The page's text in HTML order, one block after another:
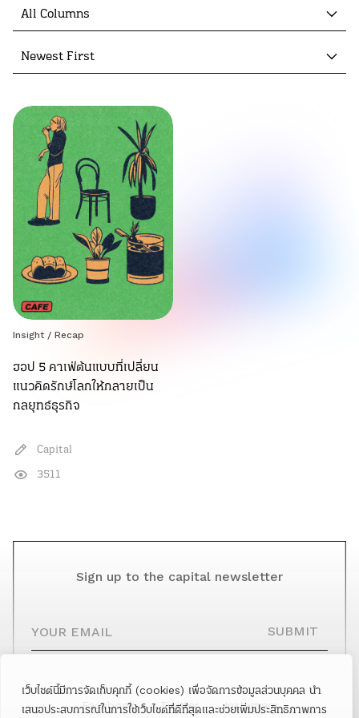
เว็บไซต์นี้มีการจัดเก็บคุกกี้ (cookies) เพื่อจัดการข้อมูลส่วนบุคคล นำ
เสนอประสบการณ์ในการใช้เว็บไซต์ที่ดีที่สุดและช่วยเพิ่มประสิทธิภาพการ
All Columns
Newest First
Insight / Recap
ฮอป 5 คาเฟ่ต้นแบบที่เปลี่ยน
แนวคิดรักษ์โลกให้กลายเป็น
กลยุทธ์ธุรกิจ
Capital
3511
Sign up to the capital newsletter
SUBMIT
Facebook Twitter Instagram